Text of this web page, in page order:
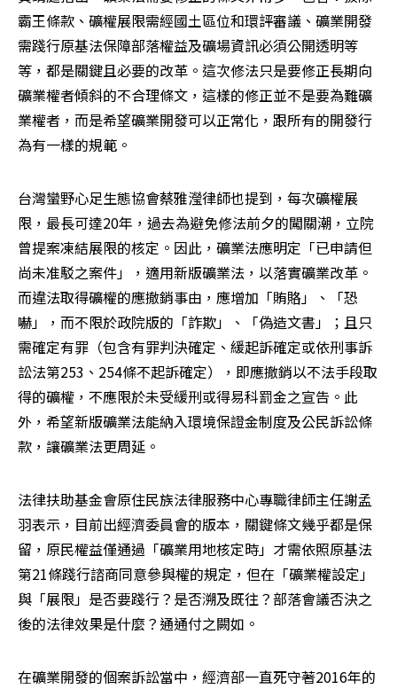
霸王條款、礦權展限需經國土區位和環評審議、礦業開發
需踐行原基法保障部落權益及礦場資訊必須公開透明等
等，都是關鍵且必要的改革。這次修法只是要修正長期向
礦業權者傾斜的不合理條文，這樣的修正並不是要為難礦
業權者，而是希望礦業開發可以正常化，跟所有的開發行
為有一樣的規範。
台灣蠻野心足生態協會蔡雅瀅律師也提到，每次礦權展
限，最長可達20年，過去為避免修法前夕的闖關潮，立院
曾提案凍結展限的核定。因此，礦業法應明定「已申請但
尚未准駁之案件」，適用新版礦業法，以落實礦業改革。
而違法取得礦權的應撤銷事由，應增加「賄賂」、「恐
嚇」，而不限於政院版的「詐欺」、「偽造文書」；且只
需確定有罪（包含有罪判決確定、緩起訴確定或依刑事訴
訟法第253、254條不起訴確定），即應撤銷以不法手段取
得的礦權，不應限於未受緩刑或得易科罰金之宣告。此
外，希望新版礦業法能納入環境保證金制度及公民訴訟條
款，讓礦業法更周延。
法律扶助基金會原住民族法律服務中心專職律師主任謝孟
羽表示，目前出經濟委員會的版本，關鍵條文幾乎都是保
留，原民權益僅通過「礦業用地核定時」才需依照原基法
第21條踐行諮商同意參與權的規定，但在「礦業權設定」
與「展限」是否要踐行？是否溯及既往？部落會議否決之
後的法律效果是什麼？通通付之闕如。
在礦業開發的個案訴訟當中，經濟部一直死守著2016年的